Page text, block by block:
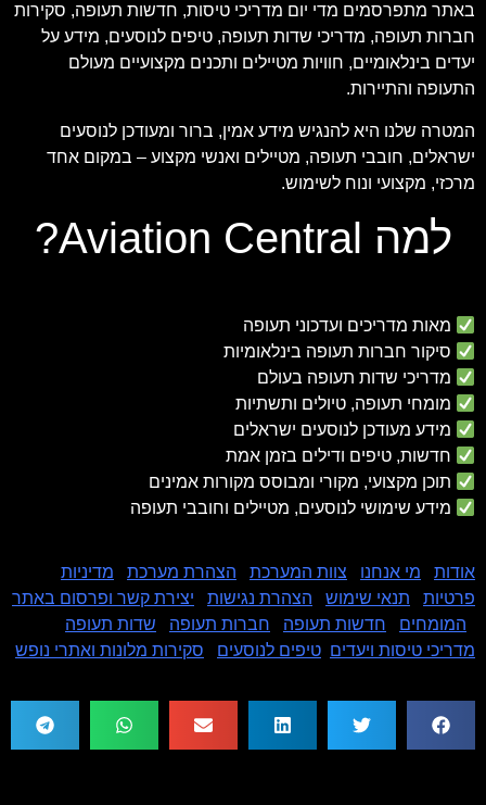
באתר מתפרסמים מדי יום מדריכי טיסות, חדשות תעופה, סקירות
חברות תעופה, מדריכי שדות תעופה, טיפים לנוסעים, מידע על
יעדים בינלאומיים, חוויות מטיילים ותכנים מקצועיים מעולם
התעופה והתיירות.
המטרה שלנו היא להנגיש מידע אמין, ברור ומעודכן לנוסעים
ישראלים, חובבי תעופה, מטיילים ואנשי מקצוע – במקום אחד
מרכזי, מקצועי ונוח לשימוש.
למה Aviation Central?
מאות מדריכים ועדכוני תעופה
סיקור חברות תעופה בינלאומיות
מדריכי שדות תעופה בעולם
מומחי תעופה, טיולים ותשתיות
מידע מעודכן לנוסעים ישראלים
חדשות, טיפים ודילים בזמן אמת
תוכן מקצועי, מקורי ומבוסס מקורות אמינים
מידע שימושי לנוסעים, מטיילים וחובבי תעופה
אודות מי אנחנו צוות המערכת הצהרת מערכת
מדיניות
פרטיות
תנאי שימוש הצהרת נגישות
יצירת קשר ופרסום באתר
המומחים חדשות תעופה חברות תעופה שדות תעופה
מדריכי טיסות ויעדים טיפים לנוסעים סקירות מלונות ואתרי נופש